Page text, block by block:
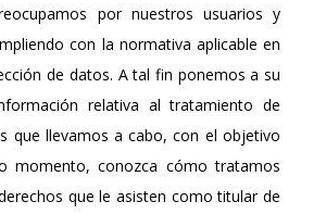
por nuestros usuarios y
con la normativa aplicable en
de datos. A tal fin ponemos a su
relativa al tratamiento de
que llevamos a cabo, con el objetivo
momento, conozca cómo tratamos
que le asisten como titular de